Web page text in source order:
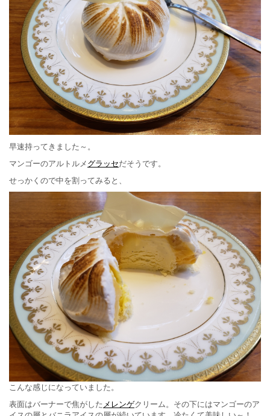
早速持ってきました～。
マンゴーのアルトルメグラッセだそうです。
せっかくので中を割ってみると、
こんな感じになっていました。
表面はバーナーで焦がした メレンゲクリーム。その下にはマンゴーのア